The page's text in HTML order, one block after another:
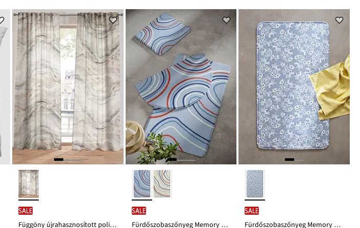
Ft-
ról
Ft- Ft-
ról
SALE
Függöny újrahasznosított poliészterrel (1 db)
SALE
Fürdőszobaszőnyeg Memory habszivaccsal
SALE
Fürdőszobaszőnyeg Memory habszivaccsal